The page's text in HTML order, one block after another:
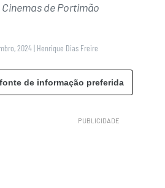
de Portimão
2024 | Henrique Dias Freire
de informação preferida